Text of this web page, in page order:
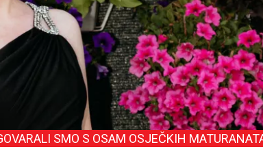
SMO S OSAM OSJEČKIH